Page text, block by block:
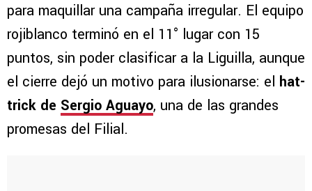
para maquillar una campaña irregular. El equipo
rojiblanco terminó en el 11° lugar con 15
puntos, sin poder clasificar a la Liguilla, aunque
el cierre dejó un motivo para ilusionarse: el hat-
trick de Sergio Aguayo, una de las grandes
promesas del Filial.